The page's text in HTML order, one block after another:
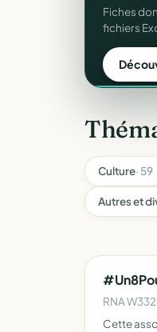
Fiches
fichiers
Culture· 59
Autres et
RNA
Cette